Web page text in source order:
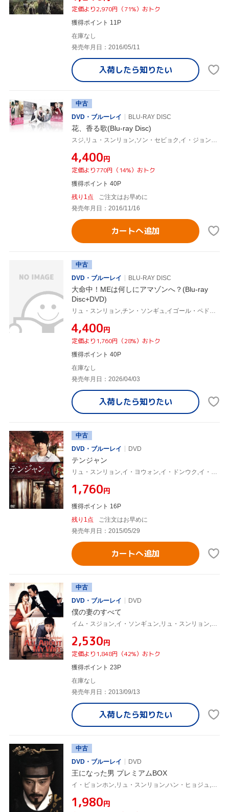
定価より2,970円（71%）おトク
獲得ポイント 11P
在庫なし
発売年月日：2016/05/11
入荷したら知りたい
中古
DVD・ブルーレイ
BLU-RAY DISC
花、香る歌(Blu-ray Disc)
¥4,400円
定価より770円（14%）おトク
獲得ポイント 40P
残り1点
ご注文はお早めに
発売年月日：2016/11/16
カートへ追加
中古
DVD・ブルーレイ
BLU-RAY DISC
大命中！MEは何しにアマゾンへ？(Blu-ray
Disc+DVD)
¥4,400円
定価より1,760円（28%）おトク
獲得ポイント 40P
在庫なし
発売年月日：2026/04/03
入荷したら知りたい
中古
DVD・ブルーレイ
DVD
テンジャン
¥1,760円
獲得ポイント 16P
残り1点
ご注文はお早めに
発売年月日：2015/05/29
カートへ追加
中古
DVD・ブルーレイ
DVD
僕の妻のすべて
¥2,530円
定価より1,848円（42%）おトク
獲得ポイント 23P
在庫なし
発売年月日：2013/09/13
入荷したら知りたい
中古
DVD・ブルーレイ
DVD
王になった男 プレミアムBOX
¥1,980円